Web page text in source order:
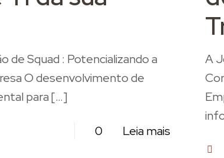
de Squad : Potencializando a
O desenvolvimento de
para[…]
0 Leia mais
A